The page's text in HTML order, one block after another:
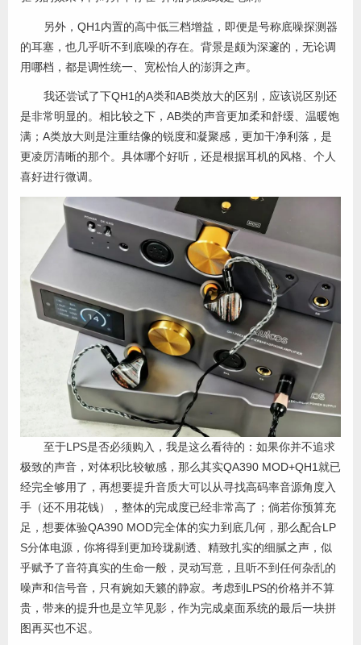
另外，QH1内置的高中低三档增益，即便是号称底噪探测器
的耳塞，也几乎听不到底噪的存在。背景是颇为深邃的，无论调
用哪档，都是调性统一、宽松怡人的澎湃之声。
我还尝试了下QH1的A类和AB类放大的区别，应该说区别还
是非常明显的。相比较之下，AB类的声音更加柔和舒缓、温暖饱
满；A类放大则是注重结像的锐度和凝聚感，更加干净利落，是
更凌厉清晰的那个。具体哪个好听，还是根据耳机的风格、个人
喜好进行微调。
至于LPS是否必须购入，我是这么看待的：如果你并不追求
极致的声音，对体积比较敏感，那么其实QA390 MOD+QH1就已
经完全够用了，再想要提升音质大可以从寻找高码率音源角度入
手（还不用花钱），整体的完成度已经非常高了；倘若你预算充
足，想要体验QA390 MOD完全体的实力到底几何，那么配合LP
S分体电源，你将得到更加玲珑剔透、精致扎实的细腻之声，似
乎赋予了音符真实的生命一般，灵动写意，且听不到任何杂乱的
噪声和信号音，只有婉如天籁的静寂。考虑到LPS的价格并不算
贵，带来的提升也是立竿见影，作为完成桌面系统的最后一块拼
图再买也不迟。